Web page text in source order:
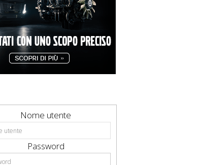
Nome utente
Password